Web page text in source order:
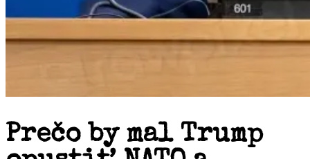
Prečo by mal Trump